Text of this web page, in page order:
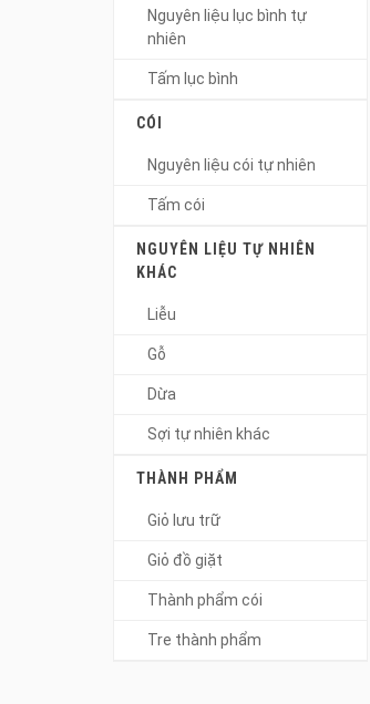
Nguyên liệu lục bình tự
nhiên
Tấm lục bình
CÓI
Nguyên liệu cói tự nhiên
Tấm cói
NGUYÊN LIỆU TỰ NHIÊN
KHÁC
Liễu
Gỗ
Dừa
Sợi tự nhiên khác
THÀNH PHẨM
Giỏ lưu trữ
Giỏ đồ giặt
Thành phẩm cói
Tre thành phẩm